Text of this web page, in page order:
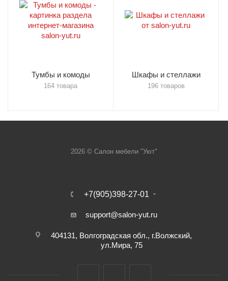
Тумбы и комоды
164 товара
Шкафы и стеллажи
196 товаров
2026 © Салон мебели "Уют"
+7(905)398-27-01
support@salon-yut.ru
404131, Волгоградская обл., г.Волжский,
ул.Мира, 75